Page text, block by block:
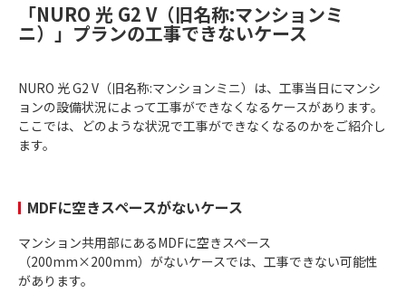
「NURO 光 G2 V（旧名称:マンションミ
ニ）」プランの工事できないケース
NURO 光 G2 V（旧名称:マンションミニ）は、工事当日にマンシ
ョンの設備状況によって工事ができなくなるケースがあります。
ここでは、どのような状況で工事ができなくなるのかをご紹介し
ます。
MDFに空きスペースがないケース
マンション共用部にあるMDFに空きスペース
（200mm×200mm）がないケースでは、工事できない可能性
があります。